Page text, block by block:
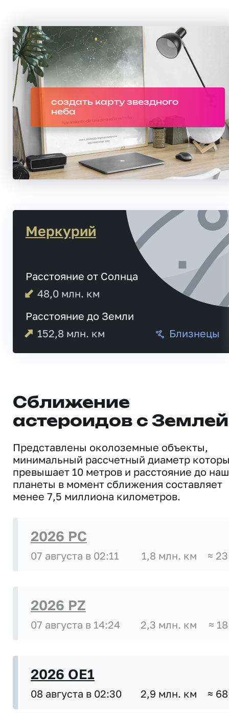
создать карту звездного
неба
Меркурий
Расстояние от Солнца
48,0 млн. км
Расстояние до Земли
152,8 млн. км Близнецы
Сближение
астероидов с Землей
Представлены околоземные объекты,
минимальный рассчетный диаметр
превышает 10 метров и расстояние до
планеты в момент сближения составляет
менее 7,5 миллиона километров.
2026 PC
07 августа в 02:11 1,8 млн. км ≈
2026 PZ
07 августа в 14:24 2,3 млн. км ≈
2026 OE1
08 августа в 02:30 2,9 млн. км ≈